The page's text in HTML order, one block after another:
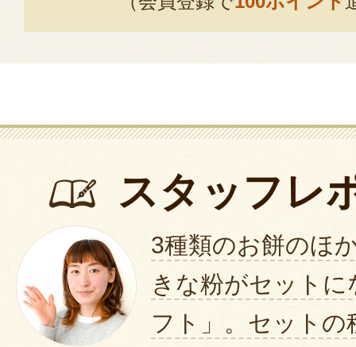
スタッフレ
3種類のお餅のほ
きな粉がセット
フト」。セットの